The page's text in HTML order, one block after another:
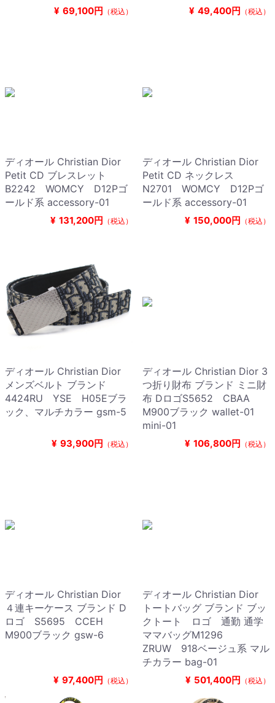
¥ 69,100円 （税込） ¥ 49,400円 （税込）
ディオール Christian Dior
Petit CD ブレスレット
B2242 WOMCY D12Pゴ
ールド系 accessory-01
¥ 131,200円 （税込）
ディオール Christian Dior
Petit CD ネックレス
N2701 WOMCY D12Pゴ
ールド系 accessory-01
¥ 150,000円 （税込）
ディオール Christian Dior
メンズベルト ブランド
4424RU YSE H05Eブラ
ック、マルチカラー gsm-5
¥ 93,900円 （税込）
ディオール Christian Dior 3
つ折り財布 ブランド ミニ財
布 DロゴS5652 CBAA
M900ブラック wallet-01
mini-01
¥ 106,800円 （税込）
ディオール Christian Dior
４連キーケース ブランド D
ロゴ S5695 CCEH
M900ブラック gsw-6
¥ 97,400円 （税込）
ディオール Christian Dior
トートバッグ ブランド ブッ
クトート ロゴ 通勤 通学
ママバッグM1296
ZRUW 918ベージュ系 マル
チカラー bag-01
¥ 501,400円 （税込）